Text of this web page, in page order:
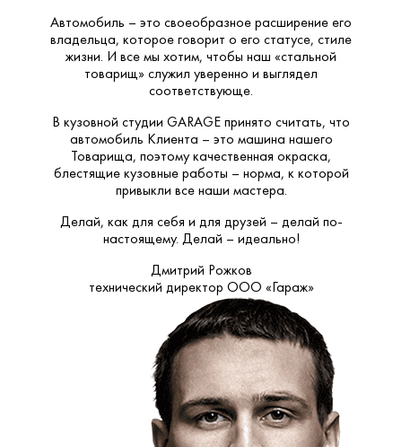
Автомобиль – это своеобразное расширение его
владельца, которое говорит о его статусе, стиле
жизни. И все мы хотим, чтобы наш «стальной
товарищ» служил уверенно и выглядел
соответствующе.
В кузовной студии GARAGE принято считать, что
автомобиль Клиента – это машина нашего
Товарища, поэтому качественная окраска,
блестящие кузовные работы – норма, к которой
привыкли все наши мастера.
Делай, как для себя и для друзей – делай по-
настоящему. Делай – идеально!
Дмитрий Рожков
технический директор ООО «Гараж»